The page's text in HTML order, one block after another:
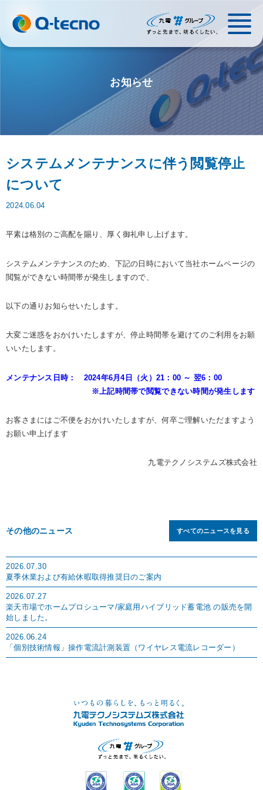
お知らせ
システムメンテナンスに伴う閲覧停止
について
2024.06.04
平素は格別のご高配を賜り、厚く御礼申し上げます。
システムメンテナンスのため、下記の日時において当社ホームページの
閲覧ができない時間帯が発生しますので、
以下の通りお知らせいたします。
大変ご迷惑をおかけいたしますが、停止時間帯を避けてのご利用をお願
いいたします。
メンテナンス日時： 2024年6月4日（火）21：00 ～ 翌6：00
※上記時間帯で閲覧できない時間が発生します
お客さまにはご不便をおかけいたしますが、何卒ご理解いただますよう
お願い申上げます
九電テクノシステムズ株式会社
その他のニュース すべてのニュースを見る
2026.07.30
夏季休業および有給休暇取得推奨日のご案内
2026.07.27
楽天市場でホームプロシューマ/家庭用ハイブリッド蓄電池 の販売を開
始しました。
2026.06.24
「個別技術情報」操作電流計測装置（ワイヤレス電流レコーダー）